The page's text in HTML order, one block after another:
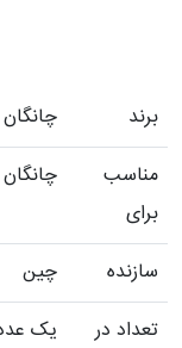
برند
چانگان
مناسب
برای
چانگان Changan CS35
سازنده
چین
تعداد در
یک